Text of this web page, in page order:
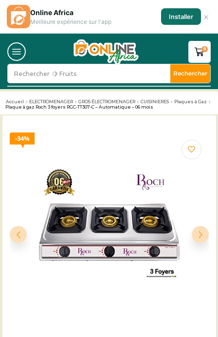
Rechercher 🥛 Milk Rechercher
0
Accueil ELECTROMENAGER GROS ÉLECTROMENAGER CUISINIERES
Plaques à Gaz
Plaque à gaz Roch 3 foyers RGC-TT307-C – Automatique – 06 mois
34%
Online Africa
Meilleure expérience sur l'app
Installer ×